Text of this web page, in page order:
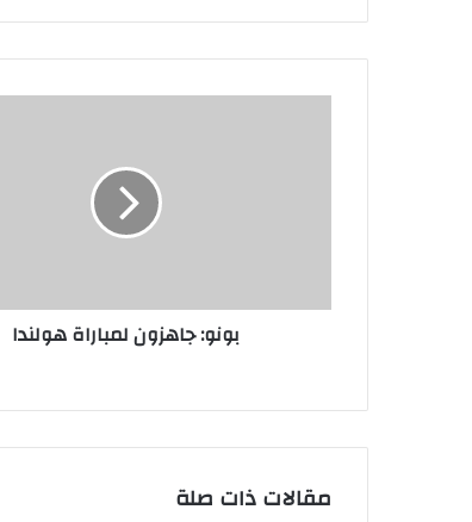
د
ن
بونو: جاهزون لمباراة هولندا
مقالات ذات صلة